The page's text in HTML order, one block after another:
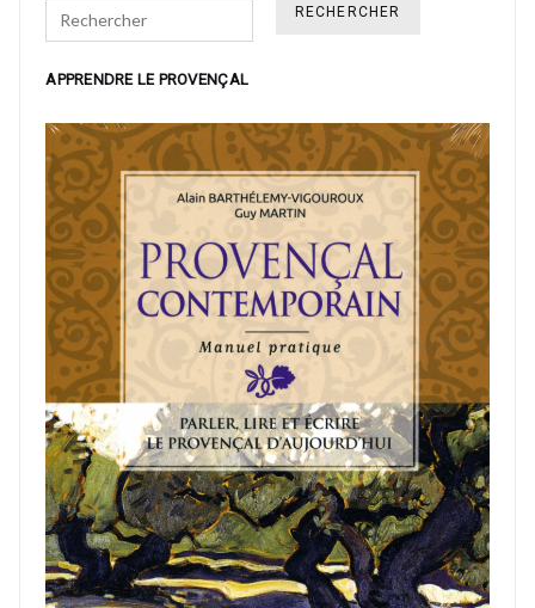
APPRENDRE LE PROVENÇAL